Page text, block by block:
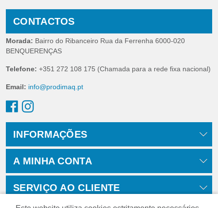
CONTACTOS
Morada: Bairro do Ribanceiro Rua da Ferrenha 6000-020
BENQUERENÇAS
Telefone: +351 272 108 175 (Chamada para a rede fixa nacional)
Email: info@prodimaq.pt
INFORMAÇÕES
A MINHA CONTA
SERVIÇO AO CLIENTE